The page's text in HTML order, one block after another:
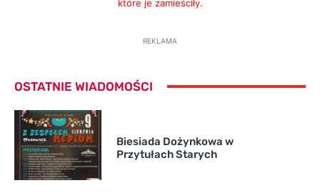
które je zamieściły.
REKLAMA
OSTATNIE WIADOMOŚCI
Biesiada Dożynkowa w
Przytułach Starych